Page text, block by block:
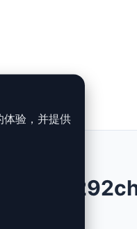
30e -
验，并提供